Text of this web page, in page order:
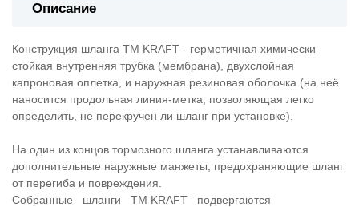
Описание
Конструкция шланга ТМ KRAFT - герметичная химически
стойкая внутренняя трубка (мембрана), двухслойная
капроновая оплетка, и наружная резиновая оболочка (на неё
наносится продольная линия-метка, позволяющая легко
определить, не перекручен ли шланг при установке).
На один из концов тормозного шланга устанавливаются
дополнительные наружные манжеты, предохраняющие шланг
от перегиба и повреждения.
Собранные шланги ТМ KRAFT подвергаются